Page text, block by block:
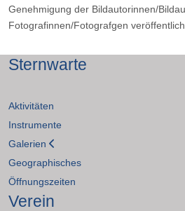
Genehmigung der Bildautorinnen/
Fotografinnen/Fotografgen
Sternwarte
Aktivitäten
Instrumente
Galerien
Geographisches
Öffnungszeiten
Verein